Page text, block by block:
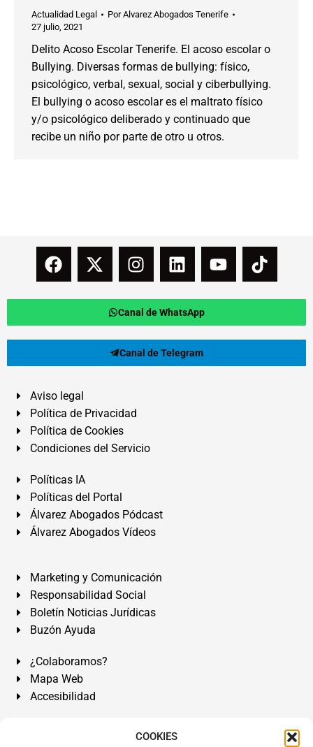
COOKIES
Actualidad Legal PorAlvarez Abogados Tenerife
27 julio, 2021
Delito Acoso Escolar Tenerife. El acoso escolar o
Bullying. Diversas formas de bullying: físico,
psicológico, verbal, sexual, social y ciberbullying.
El bullying o acoso escolar es el maltrato físico
y/o psicológico deliberado y continuado que
recibe un niño por parte de otro u otros.
Canal de WhatsApp
Canal de Telegram
Aviso legal
Política de Privacidad
Política de Cookies
Condiciones del Servicio
Políticas IA
Políticas del Portal
Álvarez Abogados Pódcast
Álvarez Abogados Vídeos
Marketing y Comunicación
Responsabilidad Social
Boletín Noticias Jurídicas
Buzón Ayuda
¿Colaboramos?
Mapa Web
Accesibilidad
Álvarez Abogados Tenerife:Calle Teobaldo Power Nº 7,